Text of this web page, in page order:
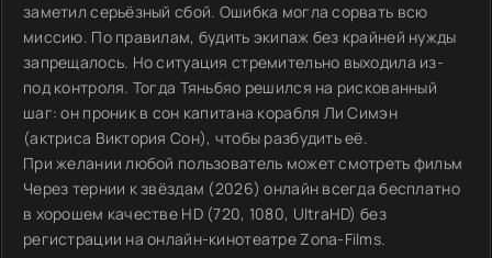
заметил серьёзный сбой. Ошибка могла сорвать всю
миссию. По правилам, будить экипаж без крайней нужды
запрещалось. Но ситуация стремительно выходила из-
под контроля. Тогда Тяньбяо решился на рискованный
шаг: он проник в сон капитана корабля Ли Симэн
(актриса Виктория Сон), чтобы разбудить её.
При желании любой пользователь может смотреть фильм
Через тернии к звёздам (2026) онлайн всегда бесплатно
в хорошем качестве HD (720, 1080, UltraHD) без
регистрации на онлайн-кинотеатре Zona-Films.